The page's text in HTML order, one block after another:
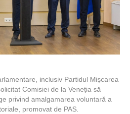
inclusiv Partidul Mișcarea
Comisiei de la Veneția să
privind amalgamarea voluntară a
promovat de PAS.